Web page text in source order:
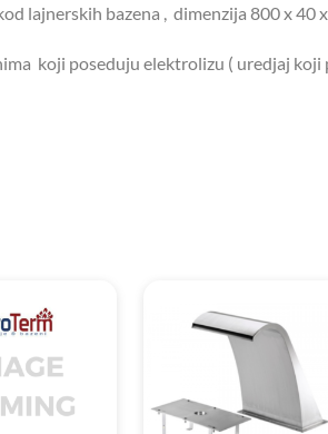
lajnerskih bazena , dimenzija 800 x 40
koji poseduju elektrolizu ( uredjaj koji